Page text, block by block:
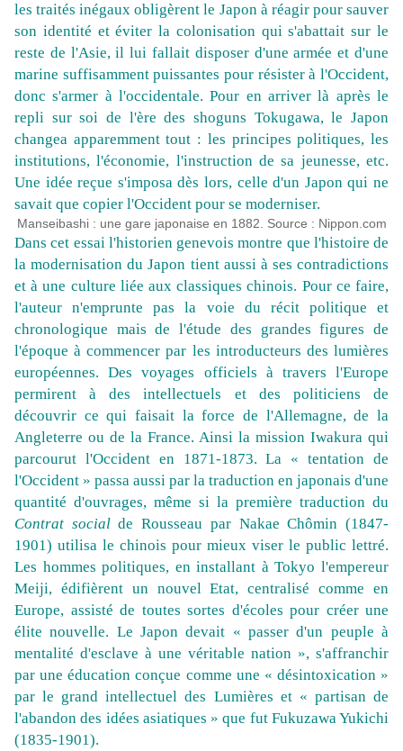
les traités inégaux obligèrent le Japon à réagir pour sauver
son identité et éviter la colonisation qui s'abattait sur le
reste de l'Asie, il lui fallait disposer d'une armée et d'une
marine suffisamment puissantes pour résister à l'Occident,
donc s'armer à l'occidentale. Pour en arriver là après le
repli sur soi de l'ère des shoguns Tokugawa, le Japon
changea apparemment tout : les principes politiques, les
institutions, l'économie, l'instruction de sa jeunesse, etc.
Une idée reçue s'imposa dès lors, celle d'un Japon qui ne
savait que copier l'Occident pour se moderniser.
Manseibashi : une gare japonaise en 1882. Source : Nippon.com
Dans cet essai l'historien genevois montre que l'histoire de
la modernisation du Japon tient aussi à ses contradictions
et à une culture liée aux classiques chinois. Pour ce faire,
l'auteur n'emprunte pas la voie du récit politique et
chronologique mais de l'étude des grandes figures de
l'époque à commencer par les introducteurs des lumières
européennes. Des voyages officiels à travers l'Europe
permirent à des intellectuels et des politiciens de
découvrir ce qui faisait la force de l'Allemagne, de la
Angleterre ou de la France. Ainsi la mission Iwakura qui
parcourut l'Occident en 1871-1873. La « tentation de
l'Occident » passa aussi par la traduction en japonais d'une
quantité d'ouvrages, même si la première traduction du
Contrat socialde Rousseau par Nakae Chômin (1847-
1901) utilisa le chinois pour mieux viser le public lettré.
Les hommes politiques, en installant à Tokyo l'empereur
Meiji, édifièrent un nouvel Etat, centralisé comme en
Europe, assisté de toutes sortes d'écoles pour créer une
élite nouvelle. Le Japon devait « passer d'un peuple à
mentalité d'esclave à une véritable nation », s'affranchir
par une éducation conçue comme une « désintoxication »
par le grand intellectuel des Lumières et « partisan de
l'abandon des idées asiatiques » que fut Fukuzawa Yukichi
(1835-1901).